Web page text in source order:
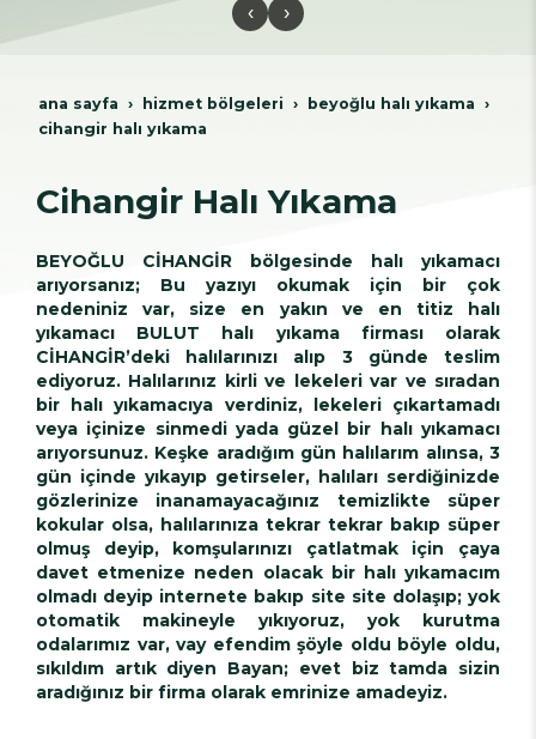
‹ ›
ana sayfa hi̇zmet bölgeleri̇
beyoğlu hali yikama
cihangir halı yıkama
Cihangir Halı Yıkama
BEYOĞLU CİHANGİR bölgesinde halı yıkamacı
arıyorsanız; Bu yazıyı okumak için bir çok
nedeniniz var, size en yakın ve en titiz halı
yıkamacı BULUT halı yıkama firması olarak
CİHANGİR’deki halılarınızı alıp 3 günde teslim
ediyoruz. Halılarınız kirli ve lekeleri var ve sıradan
bir halı yıkamacıya verdiniz, lekeleri çıkartamadı
veya içinize sinmedi yada güzel bir halı yıkamacı
arıyorsunuz. Keşke aradığım gün halılarım alınsa, 3
gün içinde yıkayıp getirseler, halıları serdiğinizde
gözlerinize inanamayacağınız temizlikte süper
kokular olsa, halılarınıza tekrar tekrar bakıp süper
olmuş deyip, komşularınızı çatlatmak için çaya
davet etmenize neden olacak bir halı yıkamacım
olmadı deyip internete bakıp site site dolaşıp; yok
otomatik makineyle yıkıyoruz, yok kurutma
odalarımız var, vay efendim şöyle oldu böyle oldu,
sıkıldım artık diyen Bayan; evet biz tamda sizin
aradığınız bir firma olarak emrinize amadeyiz.